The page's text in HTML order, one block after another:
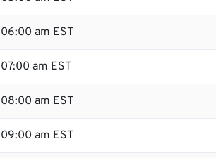
06:00 am EST
07:00 am EST
08:00 am EST
09:00 am EST